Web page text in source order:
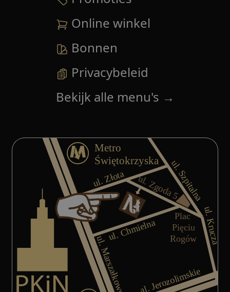
Online winkel
Bonnen
Privacybeleid
Bekijk alle menu's →